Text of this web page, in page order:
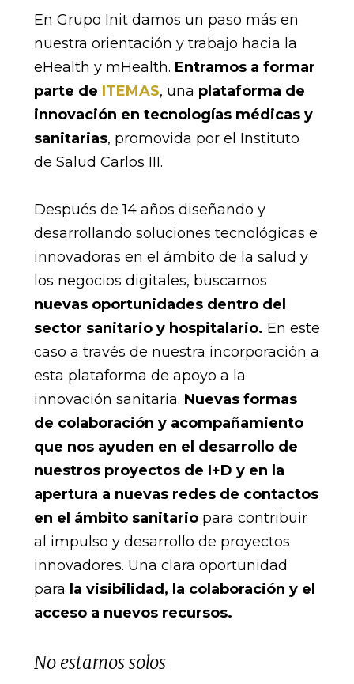
En Grupo Init damos un paso más en
nuestra orientación y trabajo hacia la
eHealth y mHealth. Entramos a formar
parte de ITEMAS, una plataforma de
innovación en tecnologías médicas y
sanitarias, promovida por el Instituto
de Salud Carlos III.
Después de 14 años diseñando y
desarrollando soluciones tecnológicas e
innovadoras en el ámbito de la salud y
los negocios digitales, buscamos
nuevas oportunidades dentro del
sector sanitario y hospitalario. En este
caso a través de nuestra incorporación a
esta plataforma de apoyo a la
innovación sanitaria. Nuevas formas
de colaboración y acompañamiento
que nos ayuden en el desarrollo de
nuestros proyectos de I+D y en la
apertura a nuevas redes de contactos
en el ámbito sanitariopara contribuir
al impulso y desarrollo de proyectos
innovadores. Una clara oportunidad
para la visibilidad, la colaboración y el
acceso a nuevos recursos.
No estamos solos